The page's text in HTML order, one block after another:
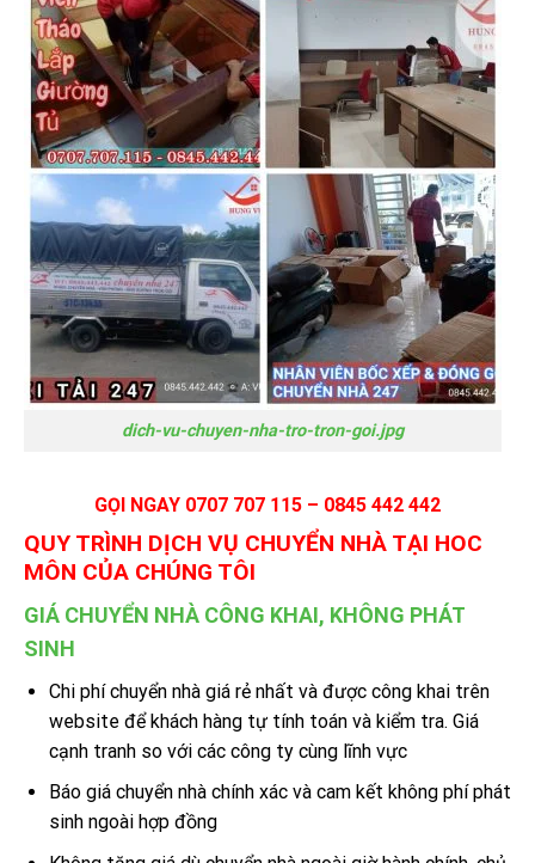
dich-vu-chuyen-nha-tro-tron-goi.jpg
GỌI NGAY 0707 707 115 – 0845 442 442
QUY TRÌNH DỊCH VỤ CHUYỂN NHÀ TẠI HOC
MÔN CỦA CHÚNG TÔI
GIÁ CHUYỂN NHÀ CÔNG KHAI, KHÔNG PHÁT
SINH
Chi phí chuyển nhà giá rẻ nhất và được công khai trên
website để khách hàng tự tính toán và kiểm tra. Giá
cạnh tranh so với các công ty cùng lĩnh vực
Báo giá chuyển nhà chính xác và cam kết không phí phát
sinh ngoài hợp đồng